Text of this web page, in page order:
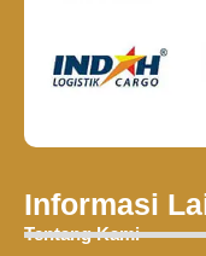
Informasi
Tentang Kami